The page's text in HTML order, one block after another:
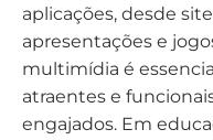
aplicações, desde
apresentações e
multimídia é
atraentes e
engajados. Em